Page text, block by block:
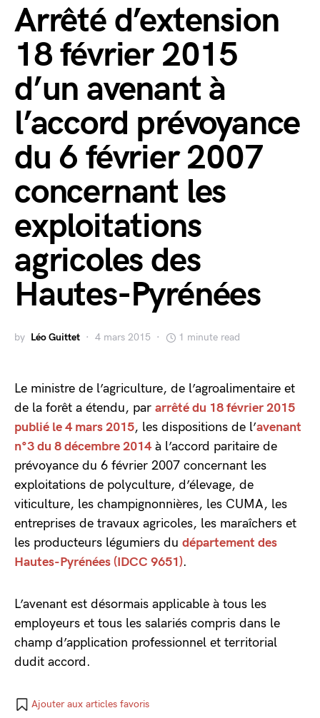
Arrêté d’extension
18 février 2015
d’un avenant à
l’accord prévoyance
du 6 février 2007
concernant les
exploitations
agricoles des
Hautes-Pyrénées
by Léo Guittet 4 mars 2015 1 minute read
Le ministre de l’agriculture, de l’agroalimentaire et
de la forêt a étendu, par arrêté du 18 février 2015
publié le 4 mars 2015, les dispositions de l’avenant
n°3 du 8 décembre 2014à l’accord paritaire de
prévoyance du 6 février 2007 concernant les
exploitations de polyculture, d’élevage, de
viticulture, les champignonnières, les CUMA, les
entreprises de travaux agricoles, les maraîchers et
les producteurs légumiers du département des
Hautes-Pyrénées (IDCC 9651).
L’avenant est désormais applicable à tous les
employeurs et tous les salariés compris dans le
champ d’application professionnel et territorial
dudit accord.
Ajouter aux articles favoris